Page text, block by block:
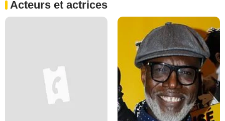
Acteurs et actrices